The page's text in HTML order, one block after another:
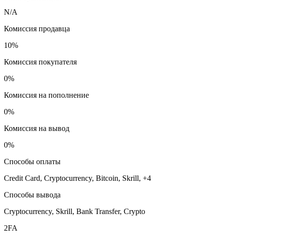
N/A
Комиссия продавца
10%
Комиссия покупателя
0%
Комиссия на пополнение
0%
Комиссия на вывод
0%
Способы оплаты
Credit Card, Cryptocurrency, Bitcoin, Skrill, +4
Способы вывода
Cryptocurrency, Skrill, Bank Transfer, Crypto
2FA